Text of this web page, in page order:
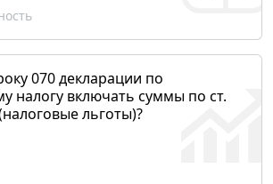
070 декларации по
налогу включать суммы по ст.
льготы)?